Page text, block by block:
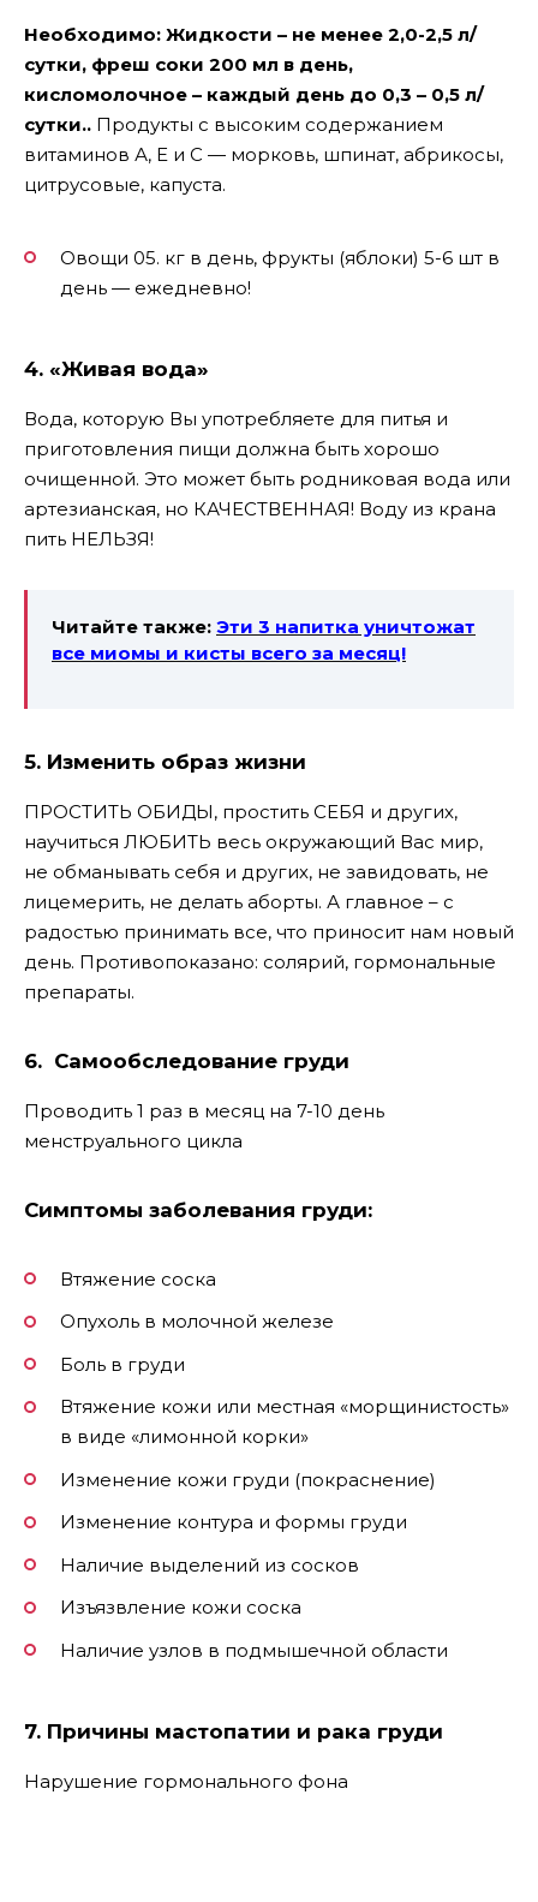
Необходимо: Жидкости – не менее 2,0-2,5 л/
сутки, фреш соки 200 мл в день,
кисломолочное – каждый день до 0,3 – 0,5 л/
сутки.. Продукты с высоким содержанием
витаминов А, Е и С — морковь, шпинат, абрикосы,
цитрусовые, капуста.
Овощи 05. кг в день, фрукты (яблоки) 5-6 шт в
день — ежедневно!
4. «Живая вода»
Вода, которую Вы употребляете для питья и
приготовления пищи должна быть хорошо
очищенной. Это может быть родниковая вода или
артезианская, но КАЧЕСТВЕННАЯ! Воду из крана
пить НЕЛЬЗЯ!
Читайте также: Эти 3 напитка уничтожат
все миомы и кисты всего за месяц!
5. Изменить образ жизни
ПРОСТИТЬ ОБИДЫ, простить СЕБЯ и других,
научиться ЛЮБИТЬ весь окружающий Вас мир,
не обманывать себя и других, не завидовать, не
лицемерить, не делать аборты. А главное – с
радостью принимать все, что приносит нам новый
день. Противопоказано: солярий, гормональные
препараты.
6. Самообследование груди
Проводить 1 раз в месяц на 7-10 день
менструального цикла
Симптомы заболевания груди:
Втяжение соска
Опухоль в молочной железе
Боль в груди
Втяжение кожи или местная «морщинистость»
в виде «лимонной корки»
Изменение кожи груди (покраснение)
Изменение контура и формы груди
Наличие выделений из сосков
Изъязвление кожи соска
Наличие узлов в подмышечной области
7. Причины мастопатии и рака груди
Нарушение гормонального фона